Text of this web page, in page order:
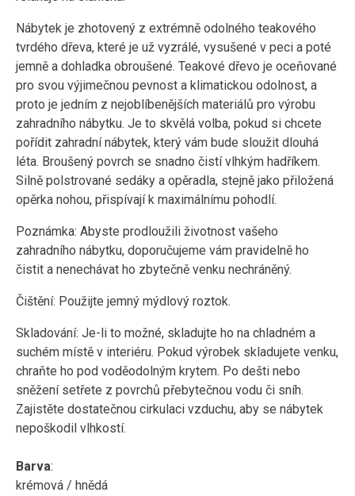
Nábytek je zhotovený z extrémně odolného teakového
tvrdého dřeva, které je už vyzrálé, vysušené v peci a poté
jemně a dohladka obroušené. Teakové dřevo je oceňované
pro svou výjimečnou pevnost a klimatickou odolnost, a
proto je jedním z nejoblíbenějších materiálů pro výrobu
zahradního nábytku. Je to skvělá volba, pokud si chcete
pořídit zahradní nábytek, který vám bude sloužit dlouhá
léta. Broušený povrch se snadno čistí vlhkým hadříkem.
Silně polstrované sedáky a opěradla, stejně jako přiložená
opěrka nohou, přispívají k maximálnímu pohodlí.
Poznámka: Abyste prodloužili životnost vašeho
zahradního nábytku, doporučujeme vám pravidelně ho
čistit a nenechávat ho zbytečně venku nechráněný.
Čištění: Použijte jemný mýdlový roztok.
Skladování: Je-li to možné, skladujte ho na chladném a
suchém místě v interiéru. Pokud výrobek skladujete venku,
chraňte ho pod voděodolným krytem. Po dešti nebo
sněžení setřete z povrchů přebytečnou vodu či sníh.
Zajistěte dostatečnou cirkulaci vzduchu, aby se nábytek
nepoškodil vlhkostí.
Barva:
krémová / hnědá